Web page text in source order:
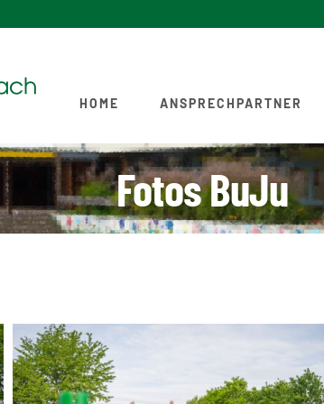
HOME ANSPRECHPARTNER
Fotos BuJu